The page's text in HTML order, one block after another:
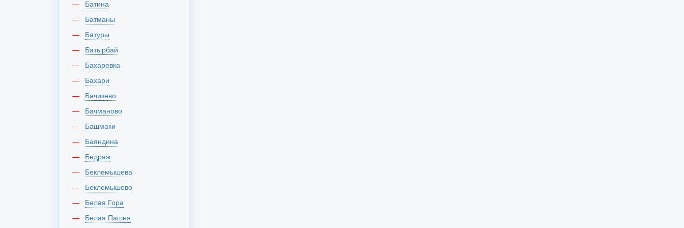
Батина
Батманы
Батуры
Батырбай
Бахаревка
Бахари
Бачизево
Бачманово
Башмаки
Баяндина
Бедряж
Беклемышева
Беклемышево
Белая Гора
Белая Пашня